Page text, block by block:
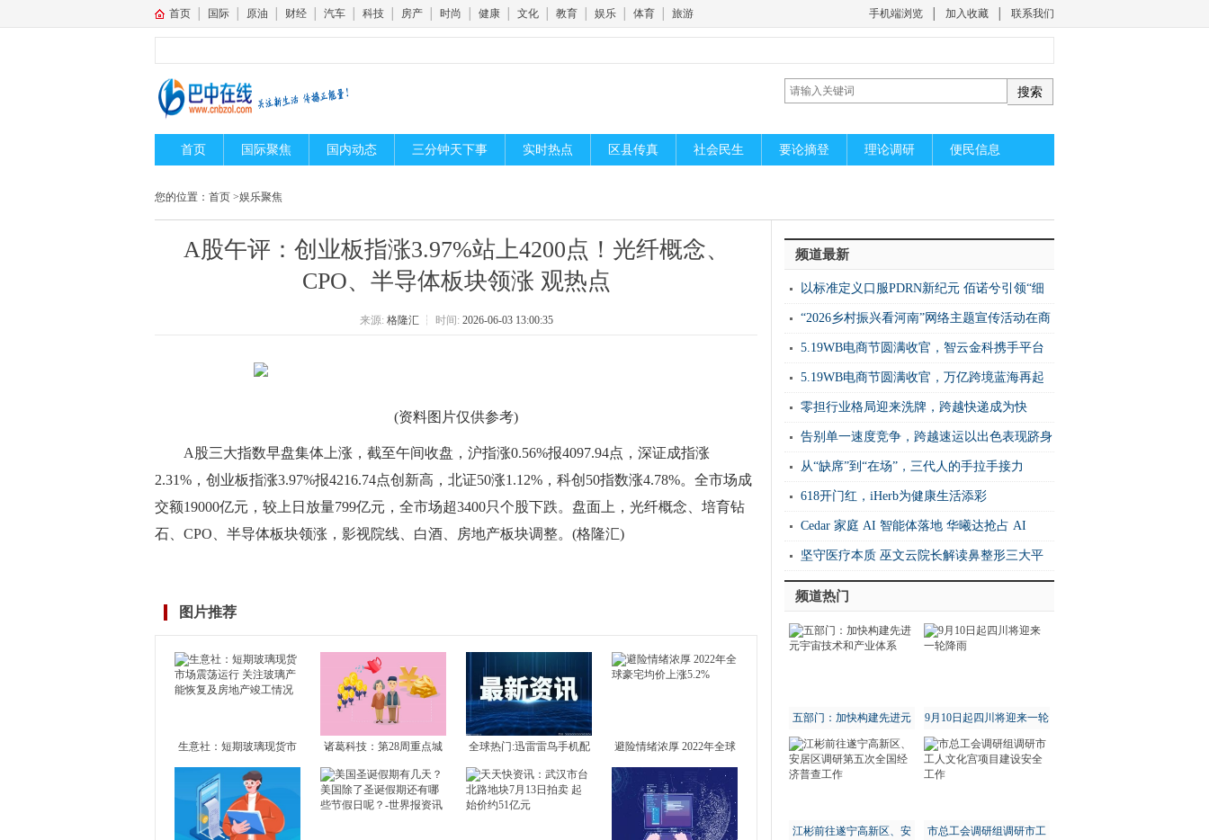
首页 国际 原油 财经 汽车 科技 房产 时尚 健康 文化 教育 娱乐 体育 旅游 手机端浏览 加入收藏 联系我们
首页 国际聚焦 国内动态 三分钟天下事 实时热点 区县传真 社会民生 要论摘登 理论调研 便民信息
您的位置： 首页 >娱乐聚焦
A股午评：创业板指涨3.97%站上4200点！光纤概念、
CPO、半导体板块领涨 观热点
来源: 格隆汇 ┆ 时间: 2026-06-03 13:00:35
(资料图片仅供参考)
A股三大指数早盘集体上涨，截至午间收盘，沪指涨0.56%报4097.94点，深证成指涨
2.31%，创业板指涨3.97%报4216.74点创新高，北证50涨1.12%，科创50指数涨4.78%。全市场成
交额19000亿元，较上日放量799亿元，全市场超3400只个股下跌。盘面上，光纤概念、培育钻
石、CPO、半导体板块领涨，影视院线、白酒、房地产板块调整。(格隆汇)
图片推荐
生意社：短期玻璃现货市
场震荡运行 关注玻璃产能
恢复及房地产竣工情况
诸葛科技：第28周重点城
市成交止升转降 北京新房
成交独升 其余14城全部下
全球热门:迅雷雷鸟手机配
置介绍 雷鸟手机好不好？
避险情绪浓厚 2022年全球
豪宅均价上涨5.2%
频道最新
以标准定义口服PDRN新纪元 佰诺兮引领“细
胞级”精准营养
“2026乡村振兴看河南”网络主题宣传活动在商
丘市民权县启动
5.19WB电商节圆满收官，智云金科携手平台
开启万亿蓝海新机遇
5.19WB电商节圆满收官，万亿跨境蓝海再起
新篇！
零担行业格局迎来洗牌，跨越快递成为快
运“增速之王”
​告别单一速度竞争，跨越速运以出色表现跻身
2026中国快运10强
从“缺席”到“在场”，三代人的手拉手接力
618开门红，iHerb为健康生活添彩
Cedar 家庭 AI 智能体落地 华曦达抢占 AI
Home 生态核心制高点
坚守医疗本质 巫文云院长解读鼻整形三大平
衡法则
频道热门
五部门：加快构建先进元
宇宙技术和产业体系
9月10日起四川将迎来一轮
降雨
江彬前往遂宁高新区、安
市总工会调研组调研市工